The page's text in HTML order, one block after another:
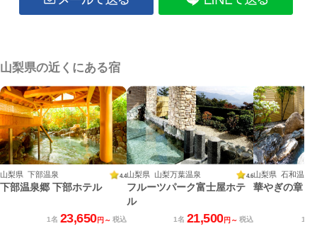
山梨県の近くにある宿
山梨県 下部温泉 4.4
下部温泉郷 下部ホテル
1名 23,650円～ 税込
山梨県 山梨万葉温泉 4.6
フルーツパーク富士屋ホテ
ル
1名 21,500円～ 税込
山梨県 石和温泉
華やぎの章
1名